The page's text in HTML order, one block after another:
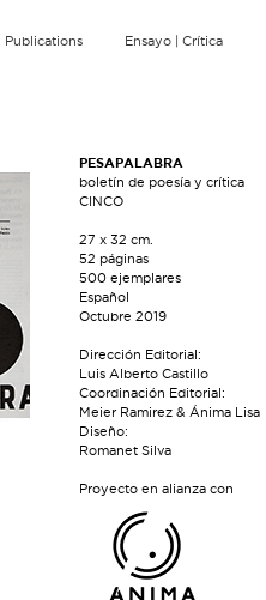
Publications Ensayo | Crítica
PESAPALABRA
boletín de poesía y crítica
CINCO
27 x 32 cm.
52 páginas
500 ejemplares
Español
Octubre 2019
Dirección Editorial:
Luis Alberto Castillo
Coordinación Editorial:
Meier Ramirez & Ánima Lisa
Diseño:
Romanet Silva
Proyecto en alianza con